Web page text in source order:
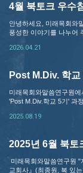
4월 북토크 우수
안녕하세요, 미래목회와
풍성한 이야기를 나누어
2026.04.21
Post M.Div. 학교
미래목회와말씀연구원
'Post M.Div.학교 5기' 과
2025.08.19
2025년 6월 북토
미래목회와말씀연구원
교회사』(최종원, 복 있는